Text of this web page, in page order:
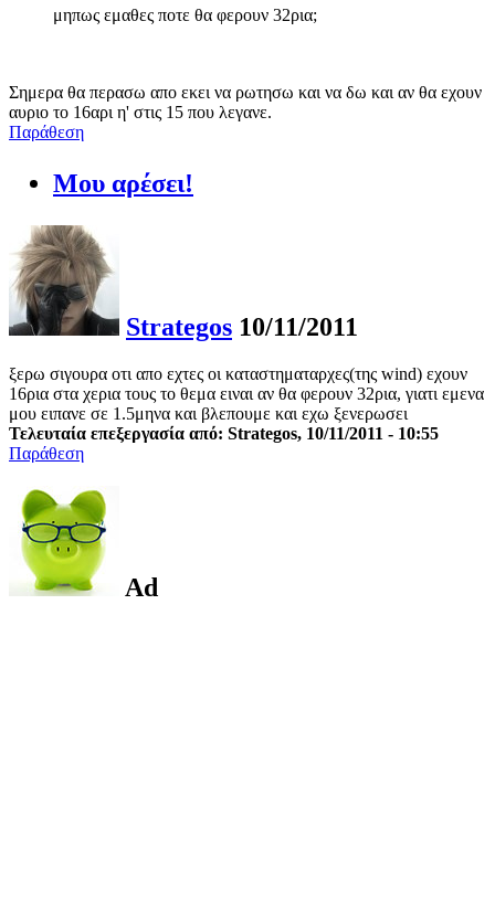
μηπως εμαθες ποτε θα φερουν 32ρια;
Σημερα θα περασω απο εκει να ρωτησω και να δω και αν θα εχουν
αυριο το 16αρι η' στις 15 που λεγανε.
Παράθεση
Μου αρέσει!
Strategos 10/11/2011
ξερω σιγουρα οτι απο εχτες οι καταστηματαρχες(της wind) εχουν
16ρια στα χερια τους το θεμα ειναι αν θα φερουν 32ρια, γιατι εμενα
μου ειπανε σε 1.5μηνα και βλεπουμε και εχω ξενερωσει
Τελευταία επεξεργασία από: Strategos, 10/11/2011 - 10:55
Παράθεση
Ad